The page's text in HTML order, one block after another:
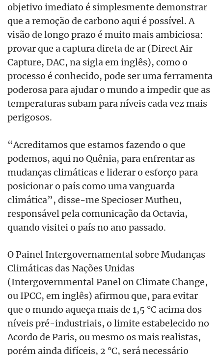
objetivo imediato é simplesmente demonstrar
que a remoção de carbono aqui é possível. A
visão de longo prazo é muito mais ambiciosa:
provar que a captura direta de ar (Direct Air
Capture, DAC, na sigla em inglês), como o
processo é conhecido, pode ser uma ferramenta
poderosa para ajudar o mundo a impedir que as
temperaturas subam para níveis cada vez mais
perigosos.
“Acreditamos que estamos fazendo o que
podemos, aqui no Quênia, para enfrentar as
mudanças climáticas e liderar o esforço para
posicionar o país como uma vanguarda
climática”, disse-me Specioser Mutheu,
responsável pela comunicação da Octavia,
quando visitei o país no ano passado.
O Painel Intergovernamental sobre Mudanças
Climáticas das Nações Unidas
(Intergovernmental Panel on Climate Change,
ou IPCC, em inglês) afirmou que, para evitar
que o mundo aqueça mais de 1,5 °C acima dos
níveis pré-industriais, o limite estabelecido no
Acordo de Paris, ou mesmo os mais realistas,
porém ainda difíceis, 2 °C, será necessário